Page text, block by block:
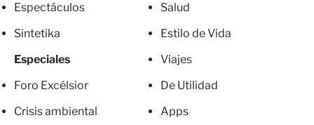
Espectáculos
Sintetika
Especiales
Foro Excélsior
Crisis ambiental
Salud
Estilo de Vida
Viajes
De Utilidad
Apps